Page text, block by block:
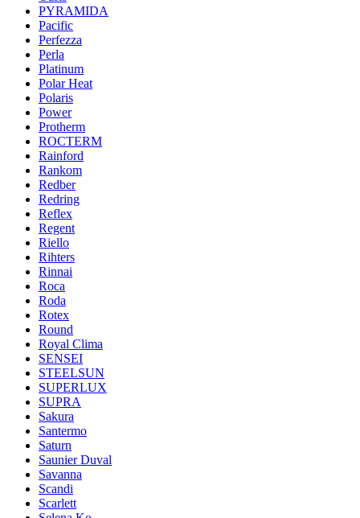
PYRAMIDA
Pacific
Perfezza
Perla
Platinum
Polar Heat
Polaris
Power
Protherm
ROCTERM
Rainford
Rankom
Redber
Redring
Reflex
Regent
Riello
Rihters
Rinnai
Roca
Roda
Rotex
Round
Royal Clima
SENSEI
STEELSUN
SUPERLUX
SUPRA
Sakura
Santermo
Saturn
Saunier Duval
Savanna
Scandi
Scarlett